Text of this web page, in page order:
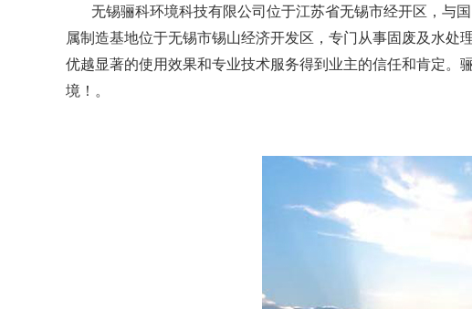
无锡骊科环境科技有限公司位于江苏省无锡市经开区，与
属制造基地位于无锡市锡山经济开发区，专门从事固废及水处
优越显著的使用效果和专业技术服务得到业主的信任和肯定。
境！。